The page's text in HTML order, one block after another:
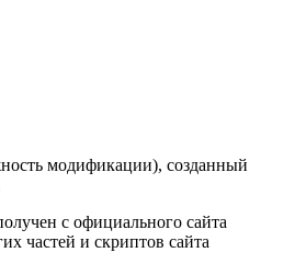
модификации), созданный
с официального сайта
частей и скриптов сайта